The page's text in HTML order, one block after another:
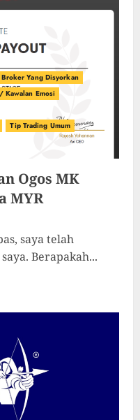
Broker Yang Disyorkan
Kawalan Emosi
Tip Trading Umum
Ogos MK
MYR
saya telah
Berapakah...